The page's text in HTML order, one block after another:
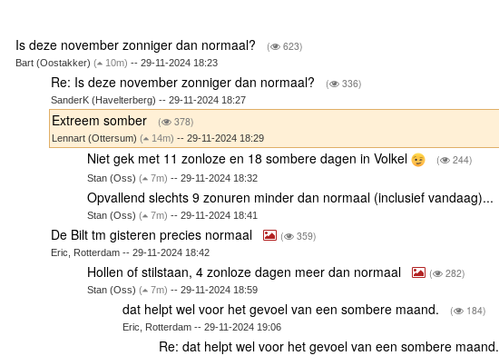
Is deze november zonniger dan normaal? ( 623)
Bart (Oostakker) ( 10m) -- 29-11-2024 18:23
Re: Is deze november zonniger dan normaal? ( 336)
SanderK (Havelterberg) -- 29-11-2024 18:27
Extreem somber ( 378)
Lennart (Ottersum)( 14m) -- 29-11-2024 18:29
Niet gek met 11 zonloze en 18 sombere dagen in Volkel ( 244)
Stan (Oss) ( 7m) -- 29-11-2024 18:32
Opvallend slechts 9 zonuren minder dan normaal (inclusief vandaag)...
Stan (Oss) ( 7m) -- 29-11-2024 18:41
De Bilt tm gisteren precies normaal ( 359)
Eric, Rotterdam -- 29-11-2024 18:42
Hollen of stilstaan, 4 zonloze dagen meer dan normaal ( 282)
Stan (Oss) ( 7m) -- 29-11-2024 18:59
dat helpt wel voor het gevoel van een sombere maand. ( 184)
Eric, Rotterdam -- 29-11-2024 19:06
Re: dat helpt wel voor het gevoel van een sombere maand.